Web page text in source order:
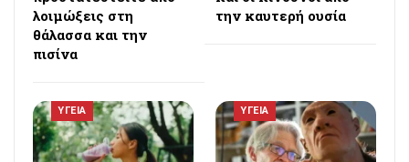
λοιμώξεις στη
θάλασσα και την
πισίνα
την καυτερή ουσία
ΥΓΕΙΑ ΥΓΕΙΑ